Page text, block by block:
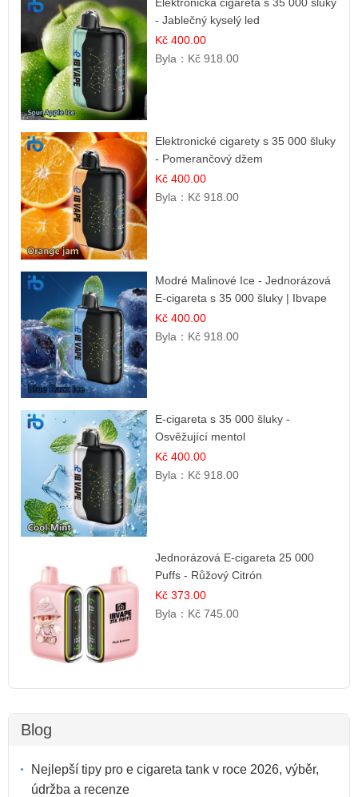
- Jablečný kyselý led
Kč 400.00
Byla： Kč 918.00
Elektronické cigarety s 35 000 šluky
- Pomerančový džem
Kč 400.00
Byla： Kč 918.00
Modré Malinové Ice - Jednorázová
E-cigareta s 35 000 šluky | Ibvape
Kč 400.00
Byla： Kč 918.00
E-cigareta s 35 000 šluky -
Osvěžující mentol
Kč 400.00
Byla： Kč 918.00
Jednorázová E-cigareta 25 000
Puffs - Růžový Citrón
Kč 373.00
Byla： Kč 745.00
Blog
Nejlepší tipy pro e cigareta tank v roce 2026, výběr,
údržba a recenze